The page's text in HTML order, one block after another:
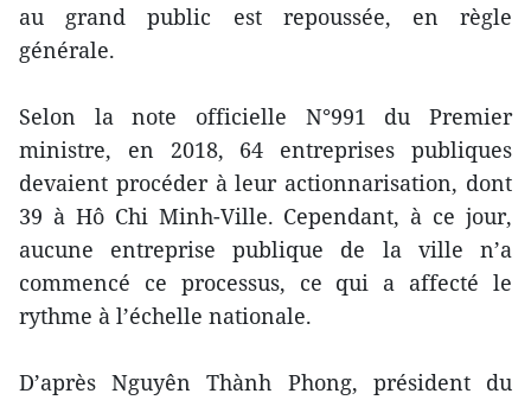
au grand public est repoussée, en règle
générale.
Selon la note officielle N°991 du Premier
ministre, en 2018, 64 entreprises publiques
devaient procéder à leur actionnarisation, dont
39 à Hô Chi Minh-Ville. Cependant, à ce jour,
aucune entreprise publique de la ville n’a
commencé ce processus, ce qui a affecté le
rythme à l’échelle nationale.
D’après Nguyên Thành Phong, président du